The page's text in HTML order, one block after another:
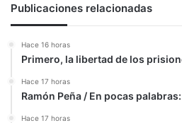
electoral
Publicaciones relacionadas
Hace 16 horas
Primero, la libertad de los
Hace 17 horas
Ramón Peña / En pocas
Hace 17 horas